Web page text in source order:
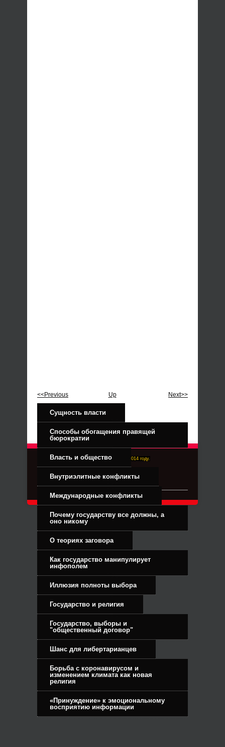
<<Previous Up Next>>
Сущность власти
Способы обогащения правящей
бюрократии
Власть и общество
Внутриэлитные конфликты
Международные конфликты
Почему государству все должны, а
оно никому
О теориях заговора
Как государство манипулирует
инфополем
Иллюзия полноты выбора
Государство и религия
Государство, выборы и
"общественный договор"
Шанс для либертарианцев
Борьба с коронавирусом и
изменением климата как новая
религия
«Принуждение» к эмоциональному
восприятию информации
Right-Dexter-ПРАВЫЙ ФРОНТ. Основан в 2014 году.
Связь с администрацией